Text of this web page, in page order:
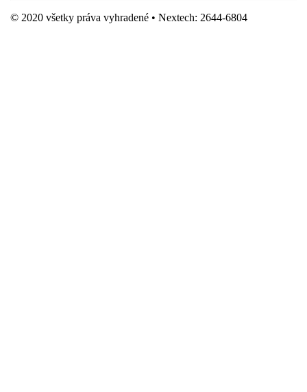
© 2020 všetky práva vyhradené • Nextech: 2644-6804